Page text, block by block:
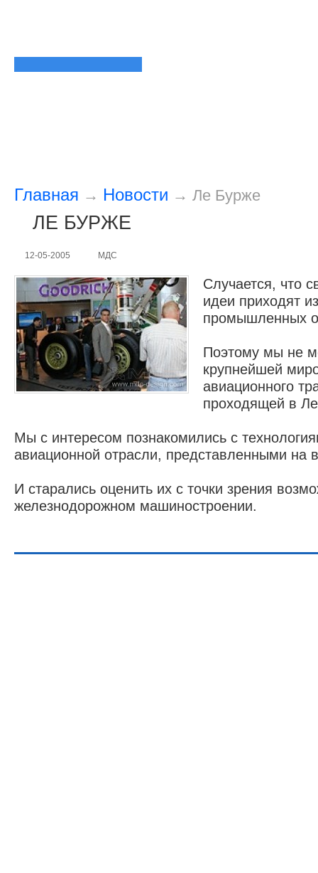
Главная → Новости → Ле Бурже
ЛЕ БУРЖЕ
12-05-2005 МДС
Случается, что
идеи приходят
промышленных
Поэтому мы не
крупнейшей
авиационного
проходящей в
Мы с интересом познакомились с
авиационной отрасли, представленными на
И старались оценить их с точки зрения
железнодорожном машиностроении.
2008 -